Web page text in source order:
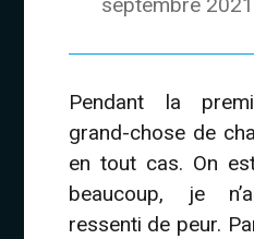
Pendant la
grand-chose de
en tout cas. On
beaucoup, je
ressenti de peur.